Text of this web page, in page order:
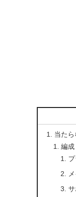
当た
編成